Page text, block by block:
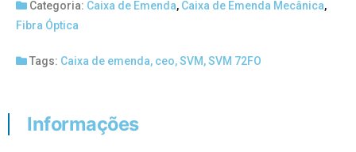
Categoria: Caixa de Emenda, Caixa de Emenda Mecânica,
Fibra Óptica
Tags: Caixa de emenda, ceo,SVM,SVM 72FO
Informações